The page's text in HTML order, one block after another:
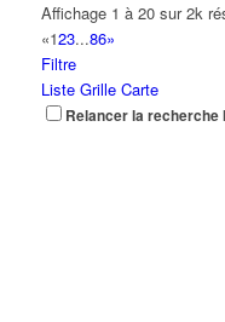
Affichage 1 à 20 sur 2k
«123...86»
Filtre
Liste Grille Carte
Relancer la